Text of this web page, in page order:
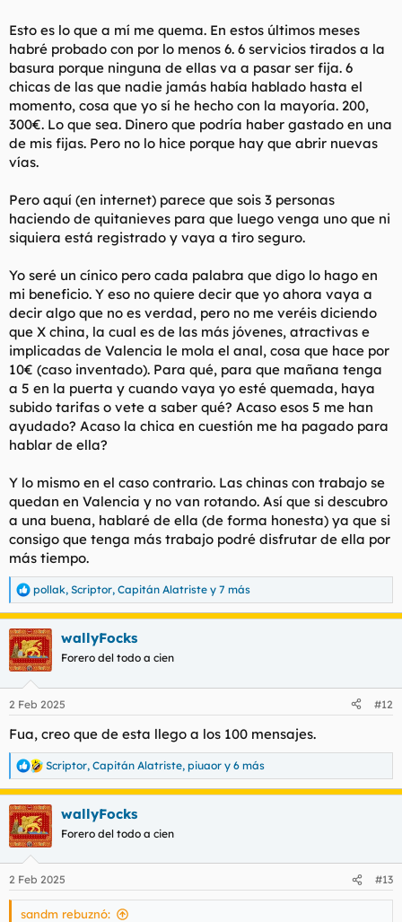
tuvieran su oportunidad de hacerse una buena cartera de
clientes.
Esto es lo que a mí me quema. En estos últimos meses
habré probado con por lo menos 6. 6 servicios tirados a la
basura porque ninguna de ellas va a pasar ser fija. 6
chicas de las que nadie jamás había hablado hasta el
momento, cosa que yo sí he hecho con la mayoría. 200,
300€. Lo que sea. Dinero que podría haber gastado en una
de mis fijas. Pero no lo hice porque hay que abrir nuevas
vías.
Pero aquí (en internet) parece que sois 3 personas
haciendo de quitanieves para que luego venga uno que ni
siquiera está registrado y vaya a tiro seguro.
Yo seré un cínico pero cada palabra que digo lo hago en
mi beneficio. Y eso no quiere decir que yo ahora vaya a
decir algo que no es verdad, pero no me veréis diciendo
que X china, la cual es de las más jóvenes, atractivas e
implicadas de Valencia le mola el anal, cosa que hace por
10€ (caso inventado). Para qué, para que mañana tenga
a 5 en la puerta y cuando vaya yo esté quemada, haya
subido tarifas o vete a saber qué? Acaso esos 5 me han
ayudado? Acaso la chica en cuestión me ha pagado para
hablar de ella?
Y lo mismo en el caso contrario. Las chinas con trabajo se
quedan en Valencia y no van rotando. Así que si descubro
a una buena, hablaré de ella (de forma honesta) ya que si
consigo que tenga más trabajo podré disfrutar de ella por
más tiempo.
R
e
a
c
c
i
e
:
pollak, Scriptor, Capitán Alatriste y 7 más
wallyFocks
Forero del todo a cien
2 Feb 2025 #12
Fua, creo que de esta llego a los 100 mensajes.
R
e
a
c
c
i
e
s
Scriptor, Capitán Alatriste, piuaor y 6 más
wallyFocks
Forero del todo a cien
2 Feb 2025 #13
sandm rebuznó: